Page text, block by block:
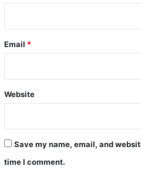
Email *
Website
Save my name, email, and
time I comment.